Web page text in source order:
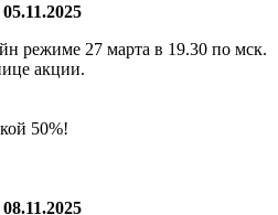
режиме 27 марта в 19.30 по мск.
акции.
50%!